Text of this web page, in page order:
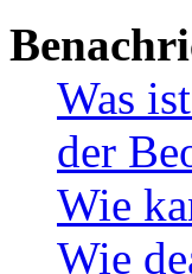
Was
der
Wie
Wie